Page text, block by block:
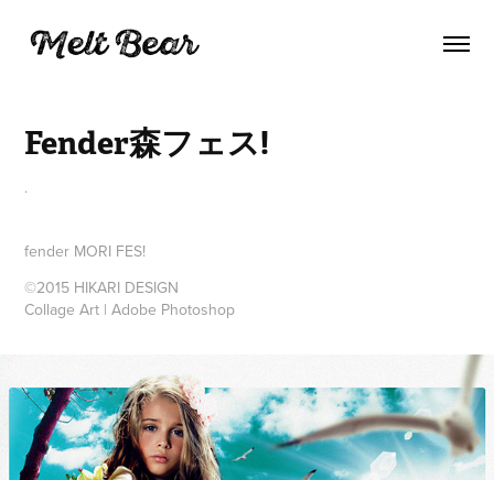
Fender森フェス!
.
fender MORI FES!
©2015 HIKARI DESIGN
Collage Art | Adobe Photoshop